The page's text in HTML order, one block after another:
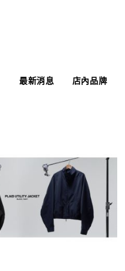
最新消息 店內品牌